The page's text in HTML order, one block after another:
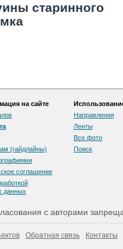
старинного
на сайте
(гайдлайны)
соглашение
данных
Направления
Ленты
Все фото
Поиск
с авторами
Обратная связь Контакты